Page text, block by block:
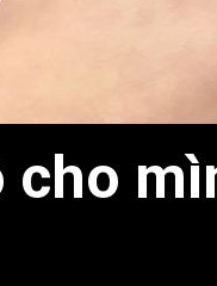
cho